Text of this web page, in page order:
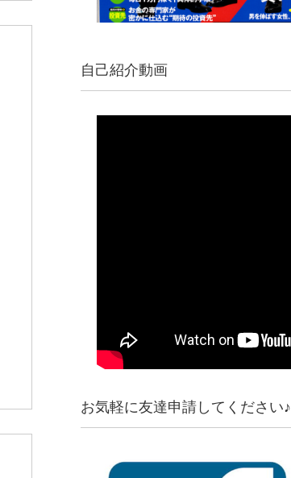
自己紹介動画
お気軽に友達申請してください♪